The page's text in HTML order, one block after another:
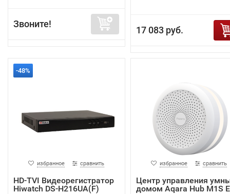
Звоните!
17 083 руб.
-48%
избранное сравнить
HD-TVI Видеорегистратор
Hiwatch DS-H216UA(F)
избранное сравнить
Центр управления
домом Aqara Hub M1S